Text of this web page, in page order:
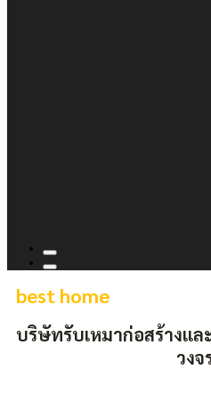
best home
บริษัทรับเหมาก่อสร้างแ
วงจ